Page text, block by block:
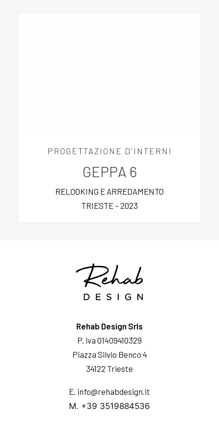
PROGETTAZIONE D'INTERNI
GEPPA 6
RELOOKING E ARREDAMENTO
TRIESTE – 2023
Rehab Design Srls
P. iva 01409410329
Piazza Silvio Benco 4
34122 Trieste
E. info@rehabdesign.it
M. +39 3519884536